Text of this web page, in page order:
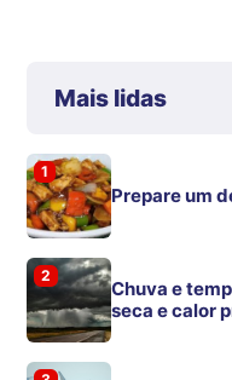
Mais lidas
1
Prepare um
2
Chuva e
seca e calor